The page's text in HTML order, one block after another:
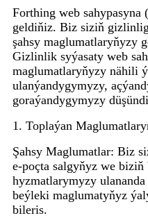
Forthing web sahypasyna
geldiňiz. Biz siziň
şahsy maglumatlaryňyzy
Gizlinlik syýasaty web
maglumatlaryňyzy nähili
ulanýandygymyzy,
goraýandygymyzy
1. Toplaýan
Şahsy Maglumatlar: Biz
e-poçta salgyňyz we biziň
hyzmatlarymyzy
beýleki maglumatyňyz
bileris.